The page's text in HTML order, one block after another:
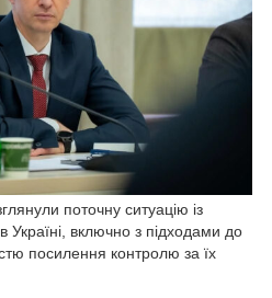
поточну ситуацію із
Україні, включно з підходами до
посилення контролю за їх